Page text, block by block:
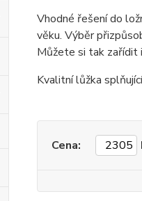
Vhodné řešení do
věku. Výběr
Můžete si tak zařídit
Kvalitní lůžka
Cena: